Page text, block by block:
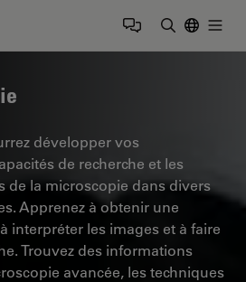
développer vos
de recherche et les
de la microscopie dans divers
Apprenez à obtenir une
interpréter les images et à faire
Trouvez des informations
avancée, les techniques